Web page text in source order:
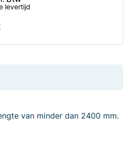
levertijd
van minder dan 2400 mm.